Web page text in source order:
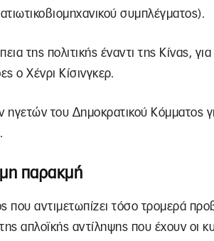
συμπλέγματος).
της πολιτικής έναντι της Κίνας,
ο Χένρι Κίσινγκερ.
του Δημοκρατικού Κόμματος
παρακμή
που αντιμετωπίζει τόσο τρομερά
απλοϊκής αντίληψης που έχουν οι